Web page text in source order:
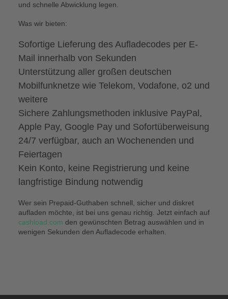
und schnelle Abwicklung legen.
Was wir bieten:
Sofortige Lieferung des Aufladecodes per E-
Mail innerhalb von Sekunden
Unterstützung aller großen deutschen
Mobilfunknetze wie Telekom, Vodafone, o2 und
weitere
Sichere Zahlungsmethoden inklusive PayPal,
Apple Pay, Google Pay und Sofortüberweisung
24/7 verfügbar, auch an Wochenenden und
Feiertagen
Kein Konto, keine Registrierung und keine
langfristige Bindung notwendig
Wer sein Prepaid-Guthaben schnell, sicher und diskret
aufladen möchte, ist bei uns genau richtig. Jetzt einfach auf
cashload.com den gewünschten Betrag auswählen und in
wenigen Sekunden den Aufladecode erhalten.